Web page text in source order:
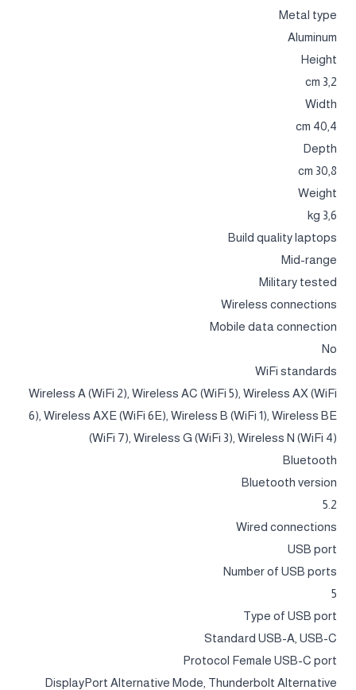
Metal type
Aluminum
Height
3,2 cm
Width
40,4 cm
Depth
30,8 cm
Weight
3,6 kg
Build quality laptops
Mid-range
Military tested
Wireless connections
Mobile data connection
No
WiFi standards
Wireless A (WiFi 2), Wireless AC (WiFi 5), Wireless AX (WiFi
6), Wireless AXE (WiFi 6E), Wireless B (WiFi 1), Wireless BE
(WiFi 7), Wireless G (WiFi 3), Wireless N (WiFi 4)
Bluetooth
Bluetooth version
5.2
Wired connections
USB port
Number of USB ports
5
Type of USB port
Standard USB-A, USB-C
Protocol Female USB-C port
DisplayPort Alternative Mode, Thunderbolt Alternative